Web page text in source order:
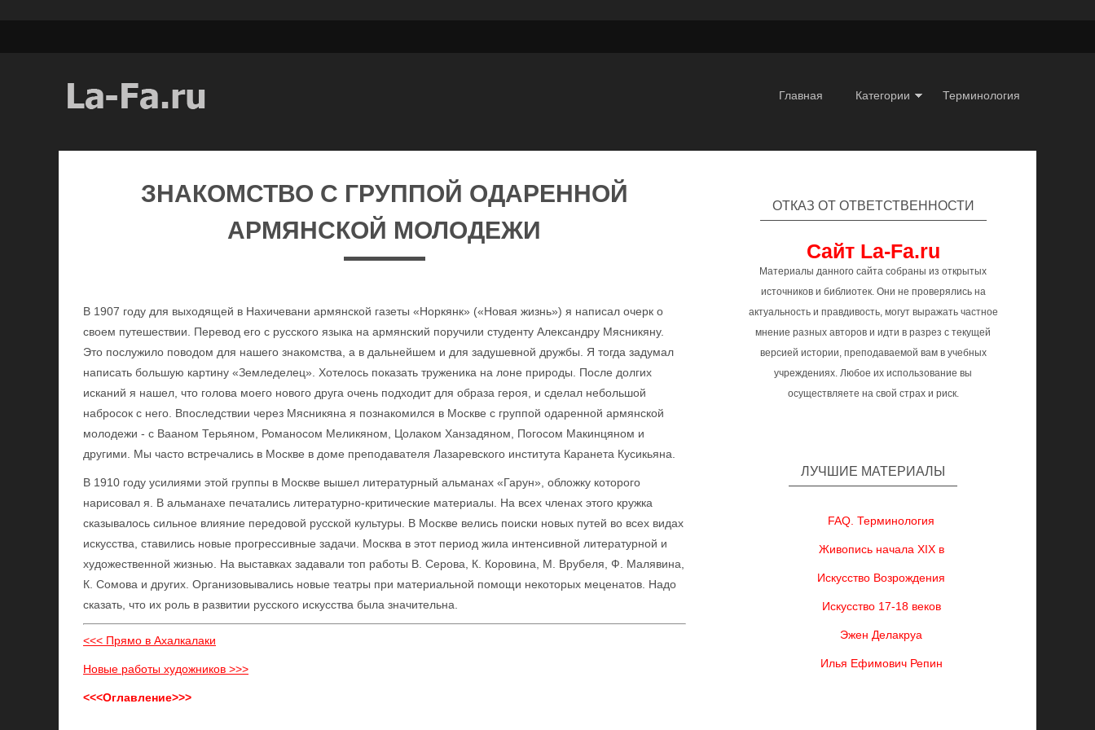
Главная Категории Терминология
ЗНАКОМСТВО С ГРУППОЙ ОДАРЕННОЙ
АРМЯНСКОЙ МОЛОДЕЖИ
В 1907 году для выходящей в Нахичевани армянской газеты «Норкянк» («Новая жизнь») я написал очерк о
своем путешествии. Перевод его с русского языка на армянский поручили студенту Александру Мясникяну.
Это послужило поводом для нашего знакомства, а в дальнейшем и для задушевной дружбы. Я тогда задумал
написать большую картину «Земледелец». Хотелось показать труженика на лоне природы. После долгих
исканий я нашел, что голова моего нового друга очень подходит для образа героя, и сделал небольшой
набросок с него. Впоследствии через Мясникяна я познакомился в Москве с группой одаренной армянской
молодежи - с Вааном Терьяном, Романосом Меликяном, Цолаком Ханзадяном, Погосом Макинцяном и
другими. Мы часто встречались в Москве в доме преподавателя Лазаревского института Каранета Кусикьяна.
В 1910 году усилиями этой группы в Москве вышел литературный альманах «Гарун», обложку которого
нарисовал я. В альманахе печатались литературно-критические материалы. На всех членах этого кружка
сказывалось сильное влияние передовой русской культуры. В Москве велись поиски новых путей во всех видах
искусства, ставились новые прогрессивные задачи. Москва в этот период жила интенсивной литературной и
художественной жизнью. На выставках задавали топ работы В. Серова, К. Коровина, М. Врубеля, Ф. Малявина,
К. Сомова и других. Организовывались новые театры при материальной помощи некоторых меценатов. Надо
сказать, что их роль в развитии русского искусства была значительна.
<<< Прямо в Ахалкалаки
Новые работы художников >>>
<<<Оглавление>>>
ОТКАЗ ОТ ОТВЕТСТВЕННОСТИ
Сайт La-Fa.ru
Материалы данного сайта собраны из открытых
источников и библиотек. Они не проверялись на
актуальность и правдивость, могут выражать частное
мнение разных авторов и идти в разрез с текущей
версией истории, преподаваемой вам в учебных
учреждениях. Любое их использование вы
осуществляете на свой страх и риск.
ЛУЧШИЕ МАТЕРИАЛЫ
FAQ. Терминология
Живопись начала XIX в
Искусство Возрождения
Искусство 17-18 веков
Эжен Делакруа
Илья Ефимович Репин